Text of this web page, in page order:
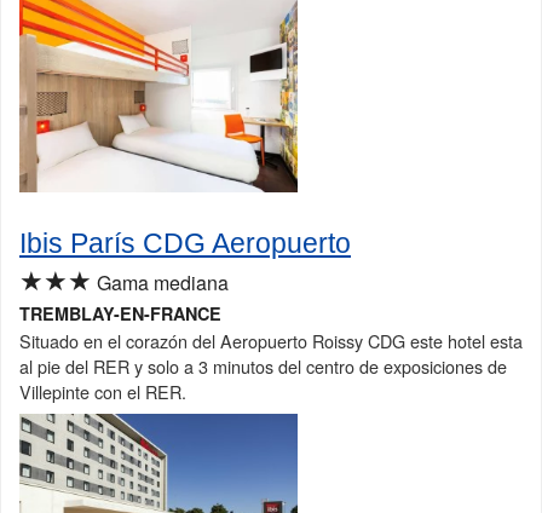
Ibis París CDG Aeropuerto
★★★ Gama mediana
TREMBLAY-EN-FRANCE
Situado en el corazón del Aeropuerto Roissy CDG este hotel esta
al pie del RER y solo a 3 minutos del centro de exposiciones de
Villepinte con el RER.